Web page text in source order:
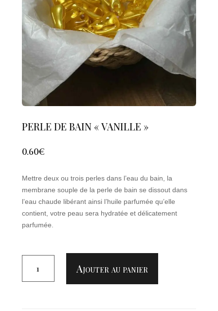
PERLE DE BAIN « VANILLE »
0.60€
Mettre deux ou trois perles dans l’eau du bain, la
membrane souple de la perle de bain se dissout dans
l’eau chaude libérant ainsi l’huile parfumée qu’elle
contient, votre peau sera hydratée et délicatement
parfumée.
Ajouter au panier